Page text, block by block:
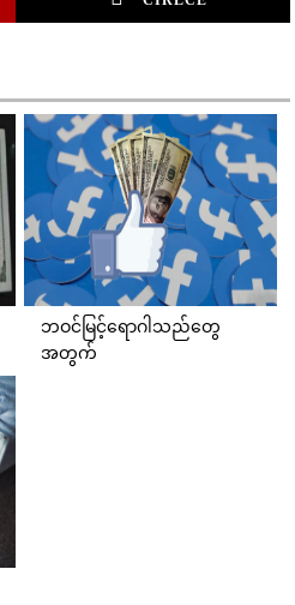
ဘဝင်မြင့်ရောဂါသည်တွေ
အတွက်